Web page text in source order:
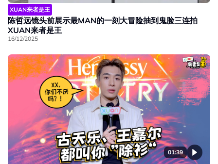
XUAN来者是王
陈哲远镜头前展示最MAN的一刻大冒险抽到鬼脸三连拍
XUAN来者是王
16/12/2025
01:39